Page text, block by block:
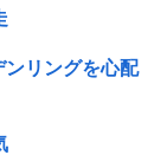
ンリングを心配